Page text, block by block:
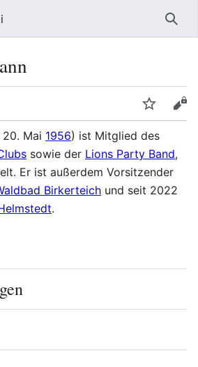
Mai 1956) ist Mitglied des
sowie der Lions Party Band,
Er ist außerdem Vorsitzender
Birkerteich und seit 2022
.